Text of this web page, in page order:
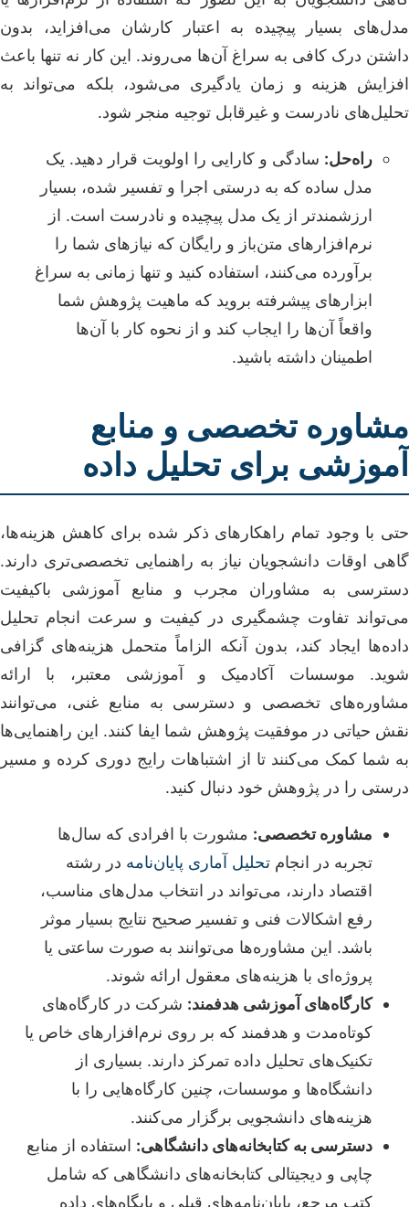
مدل‌های بسیار پیچیده به اعتبار کارشان می‌افزاید، بدون
داشتن درک کافی به سراغ آن‌ها می‌روند. این کار نه تنها باعث
افزایش هزینه و زمان یادگیری می‌شود، بلکه می‌تواند به
تحلیل‌های نادرست و غیرقابل توجیه منجر شود.
راه‌حل: سادگی و کارایی را اولویت قرار دهید. یک
مدل ساده که به درستی اجرا و تفسیر شده، بسیار
ارزشمندتر از یک مدل پیچیده و نادرست است. از
نرم‌افزارهای متن‌باز و رایگان که نیازهای شما را
برآورده می‌کنند، استفاده کنید و تنها زمانی به سراغ
ابزارهای پیشرفته بروید که ماهیت پژوهش شما
واقعاً آن‌ها را ایجاب کند و از نحوه کار با آن‌ها
اطمینان داشته باشید.
مشاوره تخصصی و منابع
آموزشی برای تحلیل داده
حتی با وجود تمام راهکارهای ذکر شده برای کاهش هزینه‌ها،
گاهی اوقات دانشجویان نیاز به راهنمایی تخصصی‌تری دارند.
دسترسی به مشاوران مجرب و منابع آموزشی باکیفیت
می‌تواند تفاوت چشمگیری در کیفیت و سرعت انجام تحلیل
داده‌ها ایجاد کند، بدون آنکه الزاماً متحمل هزینه‌های گزافی
شوید. موسسات آکادمیک و آموزشی معتبر، با ارائه
مشاوره‌های تخصصی و دسترسی به منابع غنی، می‌توانند
نقش حیاتی در موفقیت پژوهش شما ایفا کنند. این راهنمایی‌ها
به شما کمک می‌کنند تا از اشتباهات رایج دوری کرده و مسیر
درستی را در پژوهش خود دنبال کنید.
مشاوره تخصصی: مشورت با افرادی که سال‌ها
تجربه در انجام تحلیل آماری پایان‌نامه در رشته
اقتصاد دارند، می‌تواند در انتخاب مدل‌های مناسب،
رفع اشکالات فنی و تفسیر صحیح نتایج بسیار موثر
باشد. این مشاوره‌ها می‌توانند به صورت ساعتی یا
پروژه‌ای با هزینه‌های معقول ارائه شوند.
کارگاه‌های آموزشی هدفمند: شرکت در کارگاه‌های
کوتاه‌مدت و هدفمند که بر روی نرم‌افزارهای خاص یا
تکنیک‌های تحلیل داده تمرکز دارند. بسیاری از
دانشگاه‌ها و موسسات، چنین کارگاه‌هایی را با
هزینه‌های دانشجویی برگزار می‌کنند.
دسترسی به کتابخانه‌های دانشگاهی: استفاده از منابع
چاپی و دیجیتالی کتابخانه‌های دانشگاهی که شامل
کتب مرجع، پایان‌نامه‌های قبلی و پایگاه‌های داده